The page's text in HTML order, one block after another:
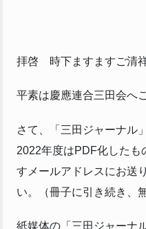
拝啓 時下ますますご清
平素は慶應連合三田会へ
さて、「三田ジャーナル
2022年度はPDF化したも
すメールアドレスにお送
い。（冊子に引き続き、
紙媒体の「三田ジャーナ